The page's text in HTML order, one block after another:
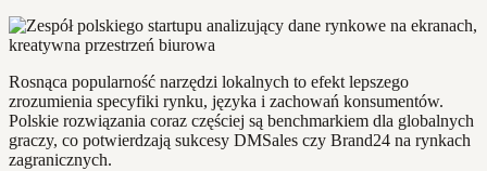
Rosnąca popularność narzędzi lokalnych to efekt lepszego
zrozumienia specyfiki rynku, języka i zachowań konsumentów.
Polskie rozwiązania coraz częściej są benchmarkiem dla globalnych
graczy, co potwierdzają sukcesy DMSales czy Brand24 na rynkach
zagranicznych.